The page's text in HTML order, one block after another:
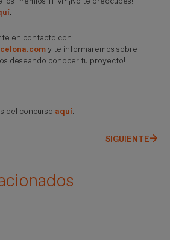
.
en contacto con
y te informaremos sobre
deseando conocer tu proyecto!
del concurso aquí.
SIGUIENTE